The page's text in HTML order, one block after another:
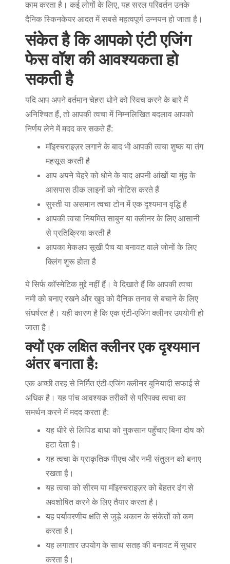
काम करता है। कई लोगों के लिए, यह सरल परिवर्तन उनके
दैनिक स्किनकेयर आदत में सबसे महत्वपूर्ण उन्नयन हो जाता है।
संकेत है कि आपको एंटी एजिंग
फेस वॉश की आवश्यकता हो
सकती है
यदि आप अपने वर्तमान चेहरा धोने को स्विच करने के बारे में
अनिश्चित हैं, तो आपकी त्वचा में निम्नलिखित बदलाव आपको
निर्णय लेने में मदद कर सकते हैं:
मॉइस्चराइज़र लगाने के बाद भी आपकी त्वचा शुष्क या तंग
महसूस करती है
आप अपने चेहरे को धोने के बाद अपनी आंखों या मुंह के
आसपास ठीक लाइनों को नोटिस करते हैं
सुस्ती या असमान त्वचा टोन में एक दृश्यमान वृद्धि है
आपकी त्वचा नियमित साबुन या क्लीनर के लिए आसानी
से प्रतिक्रिया करती है
आपका मेकअप सूखी पैच या बनावट वाले जोनों के लिए
क्लिंग शुरू होता है
ये सिर्फ कॉस्मेटिक मुद्दे नहीं हैं। वे दिखाते हैं कि आपकी त्वचा
नमी को बनाए रखने और खुद को दैनिक तनाव से बचाने के लिए
संघर्षरत है। यही कारण है कि एक एंटी-एजिंग क्लीनर उपयोगी हो
जाता है।
क्यों एक लक्षित क्लीनर एक दृश्यमान
अंतर बनाता है:
एक अच्छी तरह से निर्मित एंटी-एजिंग क्लीनर बुनियादी सफाई से
अधिक है। यह पांच आवश्यक तरीकों से परिपक्व त्वचा का
समर्थन करने में मदद करता है:
यह धीरे से लिपिड बाधा को नुकसान पहुँचाए बिना दोष को
हटा देता है।
यह त्वचा के प्राकृतिक पीएच और नमी संतुलन को बनाए
रखता है।
यह त्वचा को सीरम या मॉइस्चराइज़र को बेहतर ढंग से
अवशोषित करने के लिए तैयार करता है।
यह पर्यावरणीय क्षति से जुड़े थकान के संकेतों को कम
करता है।
यह लगातार उपयोग के साथ सतह की बनावट में सुधार
करता है।